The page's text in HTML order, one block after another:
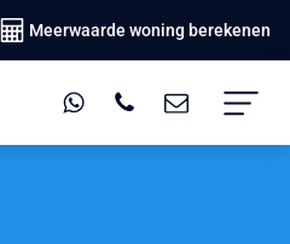
Meerwaarde woning berekenen